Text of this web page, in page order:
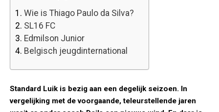
1. Wie is Thiago Paulo da Silva?
2. SL16 FC
3. Edmilson Junior
4. Belgisch jeugdinternational
Standard Luik is bezig aan een degelijk seizoen. In
vergelijking met de voorgaande, teleurstellende jaren